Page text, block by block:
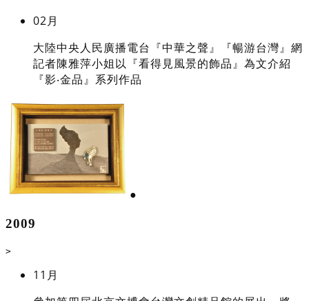
02月
大陸中央人民廣播電台『中華之聲』『暢游台灣』網
記者陳雅萍小姐以『看得見風景的飾品』為文介紹
『影‧金品』系列作品
●
2009
>
11月